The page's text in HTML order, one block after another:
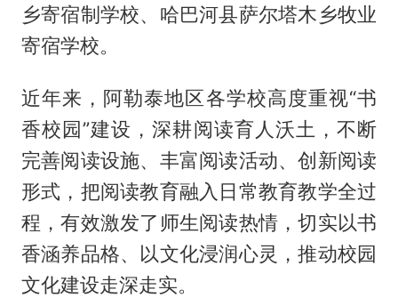
乡寄宿制学校、哈巴河县萨尔塔木乡牧业
寄宿学校。
近年来，阿勒泰地区各学校高度重视“书
香校园”建设，深耕阅读育人沃土，不断
完善阅读设施、丰富阅读活动、创新阅读
形式，把阅读教育融入日常教育教学全过
程，有效激发了师生阅读热情，切实以书
香涵养品格、以文化浸润心灵，推动校园
文化建设走深走实。